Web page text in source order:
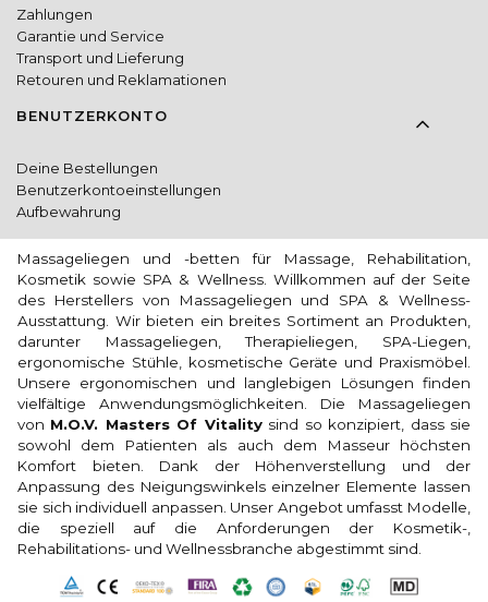
Zahlungen
Garantie und Service
Transport und Lieferung
Retouren und Reklamationen
BENUTZERKONTO
Deine Bestellungen
Benutzerkontoeinstellungen
Aufbewahrung
Massageliegen und -betten für Massage, Rehabilitation,
Kosmetik sowie SPA & Wellness. Willkommen auf der Seite
des Herstellers von Massageliegen und SPA & Wellness-
Ausstattung. Wir bieten ein breites Sortiment an Produkten,
darunter Massageliegen, Therapieliegen, SPA-Liegen,
ergonomische Stühle, kosmetische Geräte und Praxismöbel.
Unsere ergonomischen und langlebigen Lösungen finden
vielfältige Anwendungsmöglichkeiten. Die Massageliegen
von M.O.V. Masters Of Vitalitysind so konzipiert, dass sie
sowohl dem Patienten als auch dem Masseur höchsten
Komfort bieten. Dank der Höhenverstellung und der
Anpassung des Neigungswinkels einzelner Elemente lassen
sie sich individuell anpassen. Unser Angebot umfasst Modelle,
die speziell auf die Anforderungen der Kosmetik-,
Rehabilitations- und Wellnessbranche abgestimmt sind.